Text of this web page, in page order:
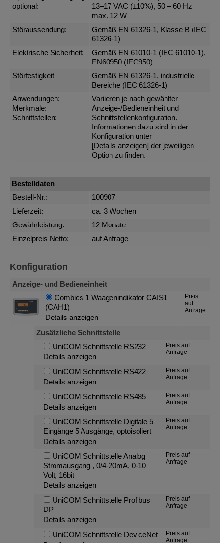
optional:
13–17 VAC (±10%), 50 – 60 Hz,
max. 12 W
Störaussendung:
Gemäß EN 61326-1, Klasse B (IEC
61326-1)
Elektrische Sicherheit:
Gemäß EN 61010-1 (IEC 61010-1),
EN60950 (IEC950)
Störfestigkeit:
Gemäß EN 61326-1, industrielle
Bereiche (IEC 61326-1)
Anwendungen:
Merkmale:
Schnittstellen:
Variieren je nach gewählter
Anzeige-/Bedieneinheit und
Schnittstellenkonfiguration.
Informationen dazu sind in der
Konfiguration unter
[Details anzeigen] der jeweiligen
Option zu finden.
Bestelldaten
Bestell-Nr.:
100907
Lieferzeit:
ca. 3 Wochen
Gewährleistung:
12 Monate
Einzelpreis Netto:
auf Anfrage
Konfiguration
Anzeige- und Bedieneinheit
Combics 1 Waagenindikator CAIS1
(CAH1)
Details anzeigen
Preis
auf
Anfrage
Zusätzliche Schnittstelle
UniCOM Schnittstelle RS232
Details anzeigen
Preis auf
Anfrage
UniCOM Schnittstelle RS422
Details anzeigen
Preis auf
Anfrage
UniCOM Schnittstelle RS485
Details anzeigen
Preis auf
Anfrage
UniCOM Schnittstelle Digitale 5
Eingänge 5 Ausgänge, optoisoliert
Details anzeigen
Preis auf
Anfrage
UniCOM Schnittstelle Analog
Stromausgang , 0/4-20mA, 0-10
Volt, 16bit
Details anzeigen
Preis auf
Anfrage
UniCOM Schnittstelle Profibus
DP
Details anzeigen
Preis auf
Anfrage
UniCOM Schnittstelle DeviceNet
Preis auf
Anfrage